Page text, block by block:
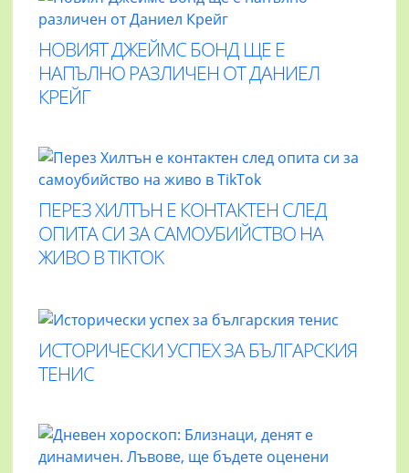
НОВИЯТ ДЖЕЙМС БОНД ЩЕ Е
НАПЪЛНО РАЗЛИЧЕН ОТ ДАНИЕЛ
КРЕЙГ
ПЕРЕЗ ХИЛТЪН Е КОНТАКТЕН СЛЕД
ОПИТА СИ ЗА САМОУБИЙСТВО НА
ЖИВО В TIKTOK
ИСТОРИЧЕСКИ УСПЕХ ЗА БЪЛГАРСКИЯ
ТЕНИС